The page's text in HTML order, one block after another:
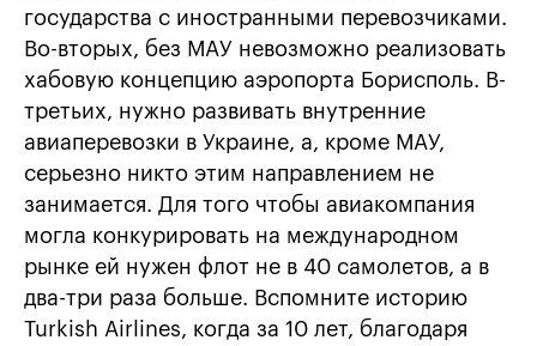
государства с иностранными перевозчиками.
Во-вторых, без МАУ невозможно реализовать
хабовую концепцию аэропорта Борисполь. В-
третьих, нужно развивать внутренние
авиаперевозки в Украине, а, кроме МАУ,
серьезно никто этим направлением не
занимается. Для того чтобы авиакомпания
могла конкурировать на международном
рынке ей нужен флот не в 40 самолетов, а в
два-три раза больше. Вспомните историю
Turkish Airlines, когда за 10 лет, благодаря